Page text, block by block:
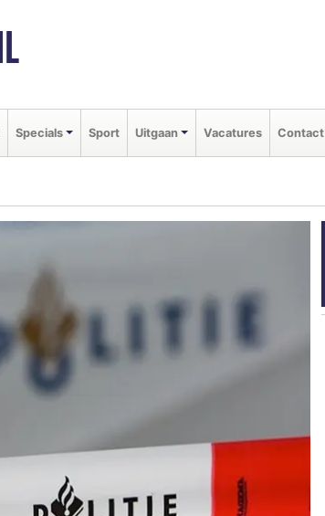
Specials Sport Uitgaan Vacatures Contact